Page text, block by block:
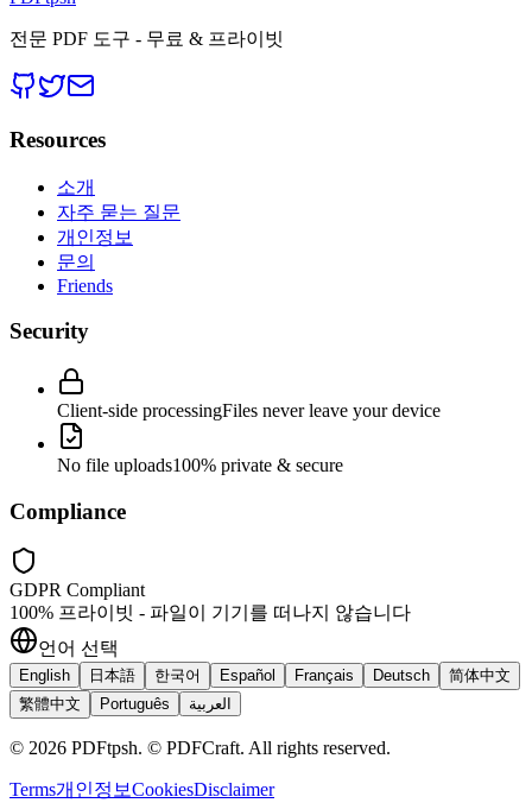
전문 PDF 도구 - 무료 & 프라이빗
Resources
소개
자주 묻는 질문
개인정보
문의
Friends
Security
Client-side processingFiles never leave your device
No file uploads100% private & secure
Compliance
GDPR Compliant
100% 프라이빗 - 파일이 기기를 떠나지 않습니다
언어 선택
English 日本語 한국어 Español Français Deutsch
简体中文
繁體中文
Português العربية
© 2026 PDFtpsh. © PDFCraft. All rights reserved.
Terms개인정보CookiesDisclaimer